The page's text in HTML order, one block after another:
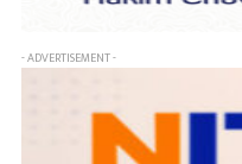
- ADVERTISEMENT -